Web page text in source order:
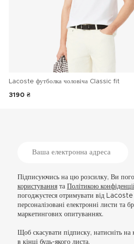
Lacoste футболка чоловіча Classic fit
3190 ₴
Підписуючись на цю розсилку, Ви
користуваннята Політикою
погоджуєтеся отримувати від Lacoste
персоналізовані електронні листи та
маркетингових опитуваннях.
Щоб скасувати підписку, натисніть на
в кінці будь-якого листа.